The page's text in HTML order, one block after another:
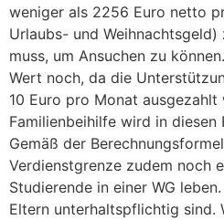
weniger als 2256 Euro netto
Urlaubs- und
muss, um Ansuchen zu
Wert noch, da die
10 Euro pro Monat
Familienbeihilfe wird in diesen
Gemäß der
Verdienstgrenze zudem noch
Studierende in einer WG
Eltern unterhaltspflichtig sind.